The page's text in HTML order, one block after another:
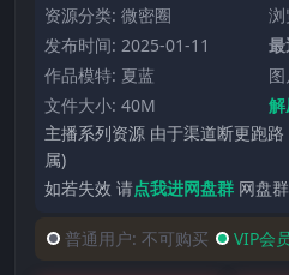
资源分类: 微密圈
发布时间: 2025-01-11
最
作品模特: 夏蓝
文件大小: 40M
主播系列资源 由于渠道断更跑
属)
如若失效 请点我进网盘群 网盘
普通用户: 不可购买 VIP会